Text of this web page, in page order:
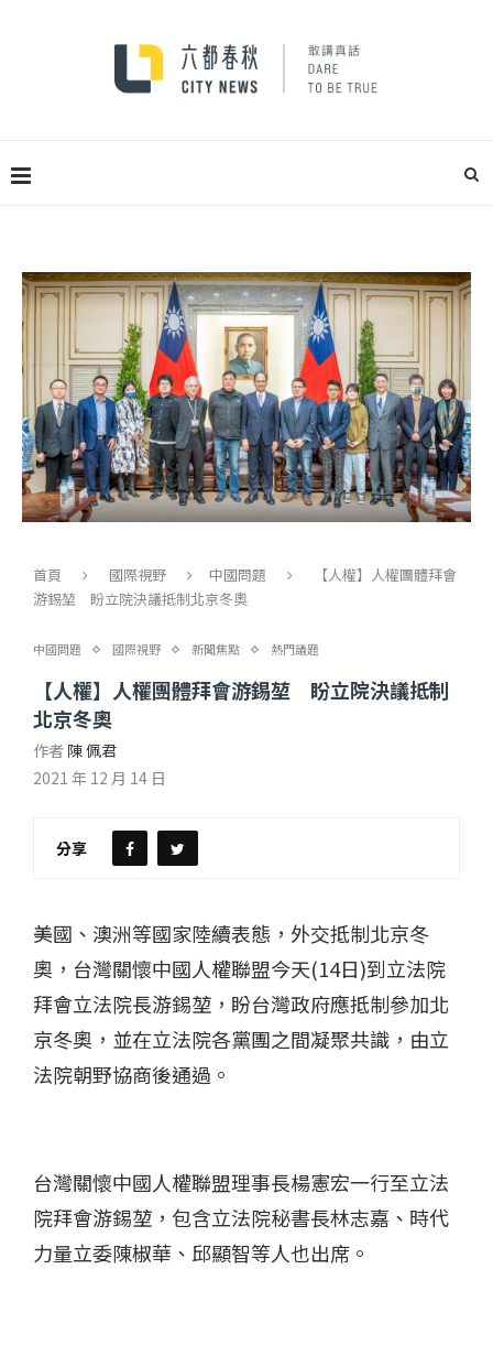
首頁 國際視野 中國問題
【人權】人權團體拜會
游錫堃 盼立院決議抵制北京冬奧
中國問題 國際視野 新聞焦點 熱門議題
【人權】人權團體拜會游錫堃 盼立院決議抵制
北京冬奧
作者 陳 佩君
2021 年 12 月 14 日
分享
美國、澳洲等國家陸續表態，外交抵制北京冬
奧，台灣關懷中國人權聯盟今天(14日)到立法院
拜會立法院長游錫堃，盼台灣政府應抵制參加北
京冬奧，並在立法院各黨團之間凝聚共識，由立
法院朝野協商後通過。
台灣關懷中國人權聯盟理事長楊憲宏一行至立法
院拜會游錫堃，包含立法院秘書長林志嘉、時代
力量立委陳椒華、邱顯智等人也出席。